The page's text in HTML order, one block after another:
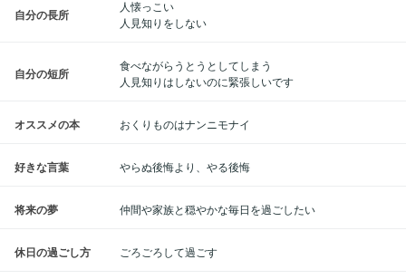
自分の長所
人懐っこい
人見知りをしない
自分の短所
食べながらうとうとしてしまう
人見知りはしないのに緊張しいです
オススメの本 おくりものはナンニモナイ
好きな言葉 やらぬ後悔より、やる後悔
将来の夢 仲間や家族と穏やかな毎日を過ごしたい
休日の過ごし方 ごろごろして過ごす